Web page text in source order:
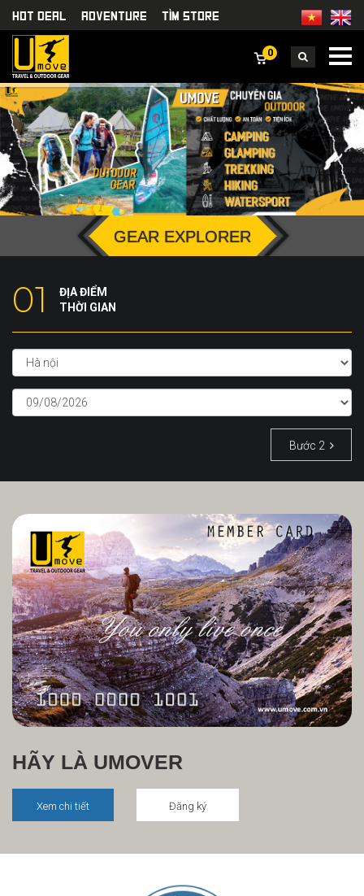
HOT DEAL Adventure TÌm Store
0
GEAR EXPLORER
01
ĐỊA ĐIỂM
THỜI GIAN
Bước 2
HÃY LÀ UMOVER
Xem chi tiết Đăng ký